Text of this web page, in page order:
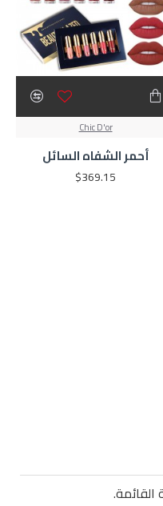
Chic D'or
أحمر الشفاه السائل
$369.15
القائمة.